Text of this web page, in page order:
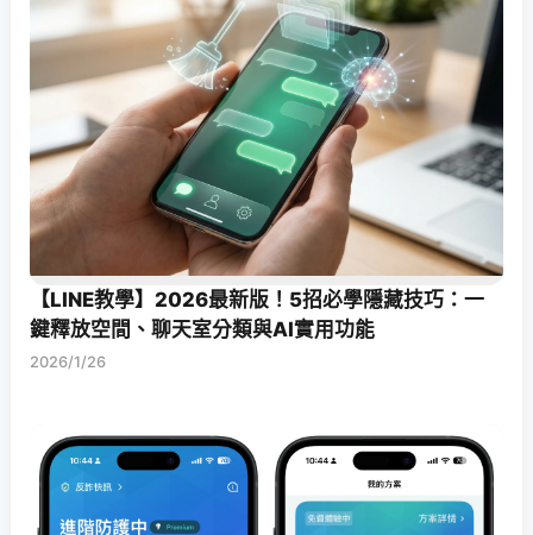
【LINE教學】2026最新版！5招必學隱藏技巧：一
鍵釋放空間、聊天室分類與AI實用功能
2026/1/26